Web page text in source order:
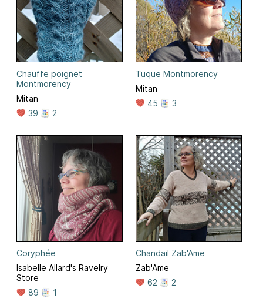
Chauffe poignet
Montmorency
Mitan
39
2
Tuque Montmorency
Mitan
45
3
Coryphée
Isabelle Allard's Ravelry
Store
89
1
Chandail Zab'Ame
Zab'Ame
62
2